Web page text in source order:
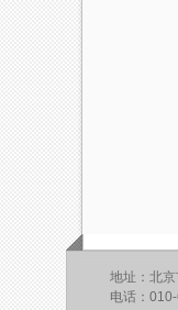
地址：北
电话：